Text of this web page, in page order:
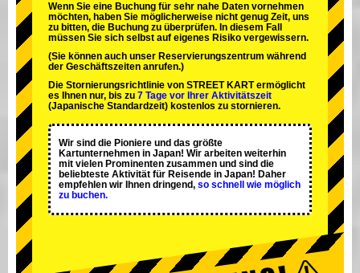
Wenn Sie eine Buchung für sehr nahe Daten vornehmen
möchten, haben Sie möglicherweise nicht genug Zeit, uns
zu bitten, die Buchung zu überprüfen. In diesem Fall
müssen Sie sich selbst auf eigenes Risiko vergewissern.
(Sie können auch unser Reservierungszentrum während
der Geschäftszeiten anrufen.)
Die Stornierungsrichtlinie von STREET KART ermöglicht
es Ihnen nur, bis zu 7 Tage vor Ihrer Aktivitätszeit
(Japanische Standardzeit) kostenlos zu stornieren.
Wir sind die Pioniere und das größte
Kartunternehmen in Japan! Wir arbeiten weiterhin
mit vielen Prominenten zusammen und sind die
beliebteste Aktivität für Reisende in Japan! Daher
empfehlen wir Ihnen dringend, so schnell wie möglich
zu buchen.